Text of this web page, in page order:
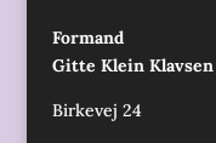
Formand
Gitte Klein Klavsen
Birkevej 24